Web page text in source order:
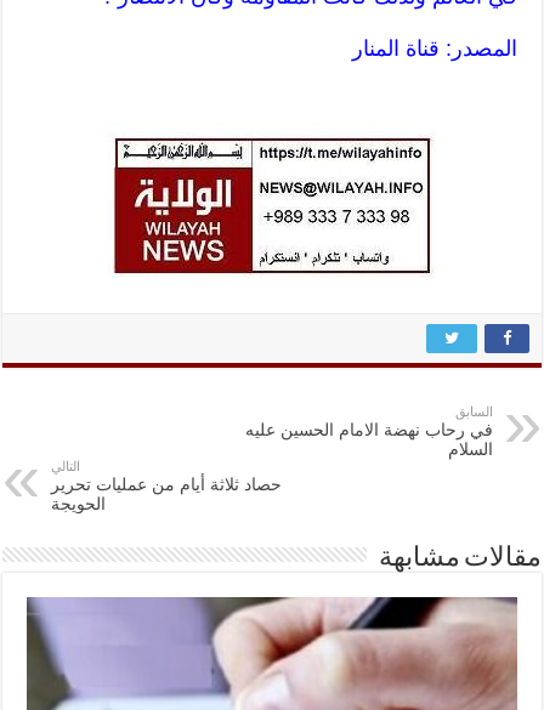
المصدر: قناة المنار
السابق
في رحاب نهضة الامام الحسين عليه
السلام
التالي
حصاد ثلاثة أيام من عمليات تحرير
الحويجة
مقالات مشابهة